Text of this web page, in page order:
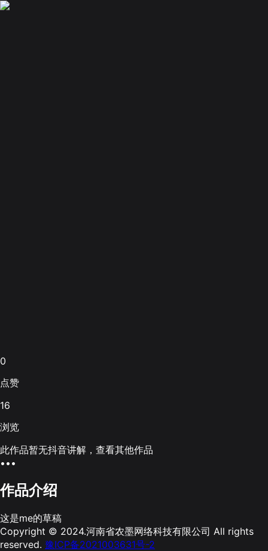
0
点赞
16
浏览
此作品暂无抖音讲解，查看其他作品
•••
作品介绍
这是me的草稿
Copyright © 2024.河南省农墨网络科技有限公司 All rights
reserved. 豫ICP备2021003631号-2